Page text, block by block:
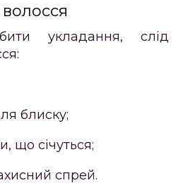
волосся
укладання, слід
блиску;
що січуться;
спрей.